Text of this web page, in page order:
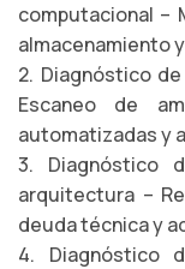
computacional –
almacenamiento
2. Diagnóstico
Escaneo de
automatizadas y
3. Diagnóstico
arquitectura –
deuda técnica y
4. Diagnóstico